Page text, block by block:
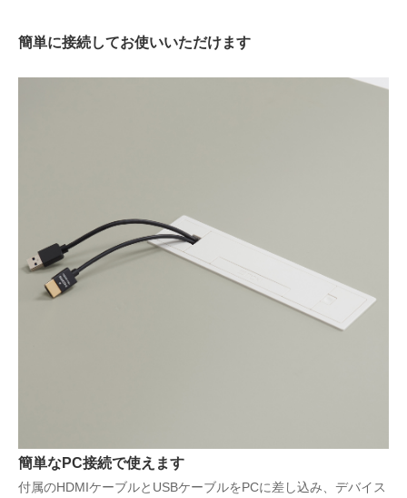
簡単に接続してお使いいただけます
簡単なPC接続で使えます
付属のHDMIケーブルとUSBケーブルをPCに差し込み、デバイス